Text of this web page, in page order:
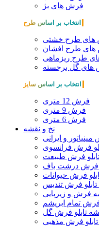
فرش های بژ
انتخاب بر اساس طرح
های طرح خشتی
طرح افشان
طرح ریزماهی
های گل برجسته
انتخاب بر اساس سایز
فرش 12 متری
فرش 9 متری
فرش 6 متری
نخ و نقشه
و ایرانی
فرش فرانسوی
فرش طبیعت
فرش درشت باف
فرش حیوانات
فرش تندیس
فرش و زیرپایی
تمام ابریشم
تابلو فرش گل
فرش مذهبی